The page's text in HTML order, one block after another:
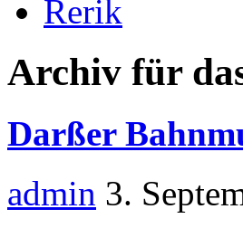
Rerik
Archiv für
Darßer
admin 3.